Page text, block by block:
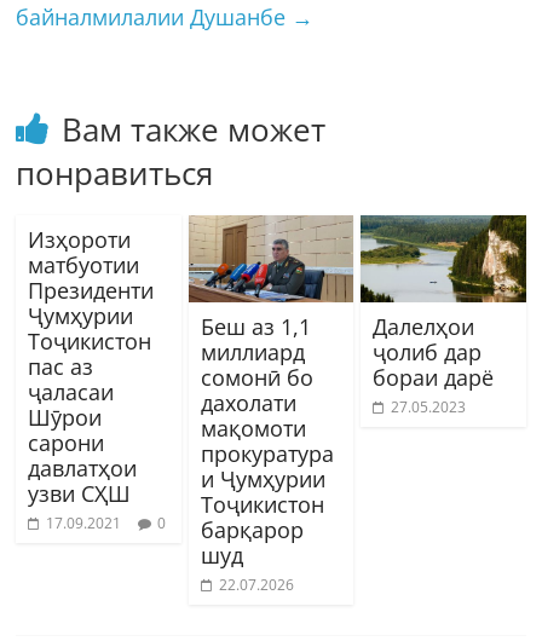
байналмилалии Душанбе →
Вам также может
понравиться
Изҳороти
матбуотии
Президенти
Ҷумҳурии
Тоҷикистон
пас аз
ҷаласаи
Шӯрои
сарони
давлатҳои
узви СҲШ
17.09.2021 0
Беш аз 1,1
миллиард
сомонӣ бо
дахолати
мақомоти
прокуратура
и Ҷумҳурии
Тоҷикистон
барқарор
шуд
22.07.2026
Далелҳои
ҷолиб дар
бораи дарё
27.05.2023